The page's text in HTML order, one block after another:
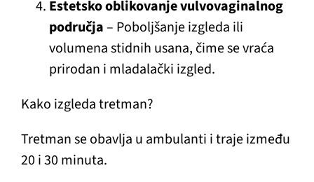
Estetsko oblikovanje vulvovaginalnog
područja– Poboljšanje izgleda ili
volumena stidnih usana, čime se vraća
prirodan i mladalački izgled.
Kako izgleda tretman?
Tretman se obavlja u ambulanti i traje između
20 i 30 minuta.